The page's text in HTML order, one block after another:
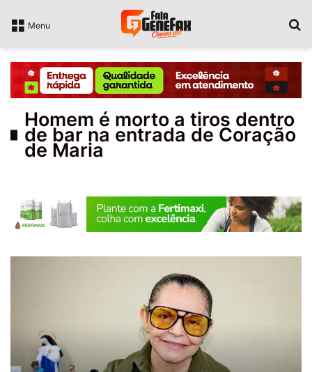
Menu
Homem é morto a tiros dentro
de bar na entrada de Coração
de Maria